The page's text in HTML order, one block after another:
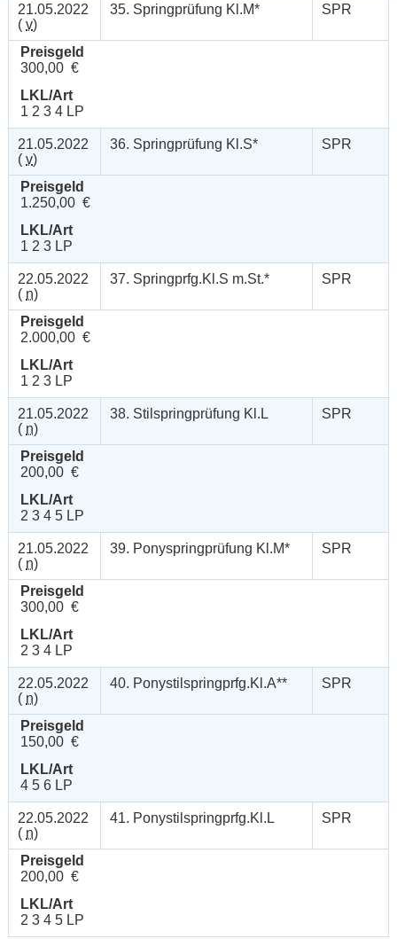
21.05.2022
( v)
35. Springprüfung Kl.M* SPR
Preisgeld
300,00 €
LKL/Art
1 2 3 4 LP
21.05.2022
( v)
36. Springprüfung Kl.S* SPR
Preisgeld
1.250,00 €
LKL/Art
1 2 3 LP
22.05.2022
( n)
37. Springprfg.Kl.S m.St.* SPR
Preisgeld
2.000,00 €
LKL/Art
1 2 3 LP
21.05.2022
( n)
38. Stilspringprüfung Kl.L SPR
Preisgeld
200,00 €
LKL/Art
2 3 4 5 LP
21.05.2022
( n)
39. Ponyspringprüfung Kl.M* SPR
Preisgeld
300,00 €
LKL/Art
2 3 4 LP
22.05.2022
( n)
40. Ponystilspringprfg.Kl.A** SPR
Preisgeld
150,00 €
LKL/Art
4 5 6 LP
22.05.2022
( n)
41. Ponystilspringprfg.Kl.L SPR
Preisgeld
200,00 €
LKL/Art
2 3 4 5 LP